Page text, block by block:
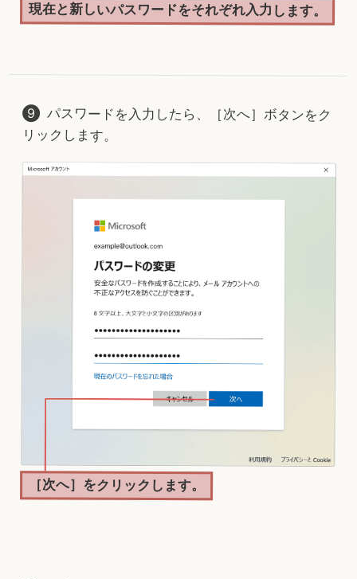
現在と新しいパスワードをそれぞれ入力します。
パスワードを入力したら、［次へ］ボタンをク
リックします。
［次へ］をクリックします。